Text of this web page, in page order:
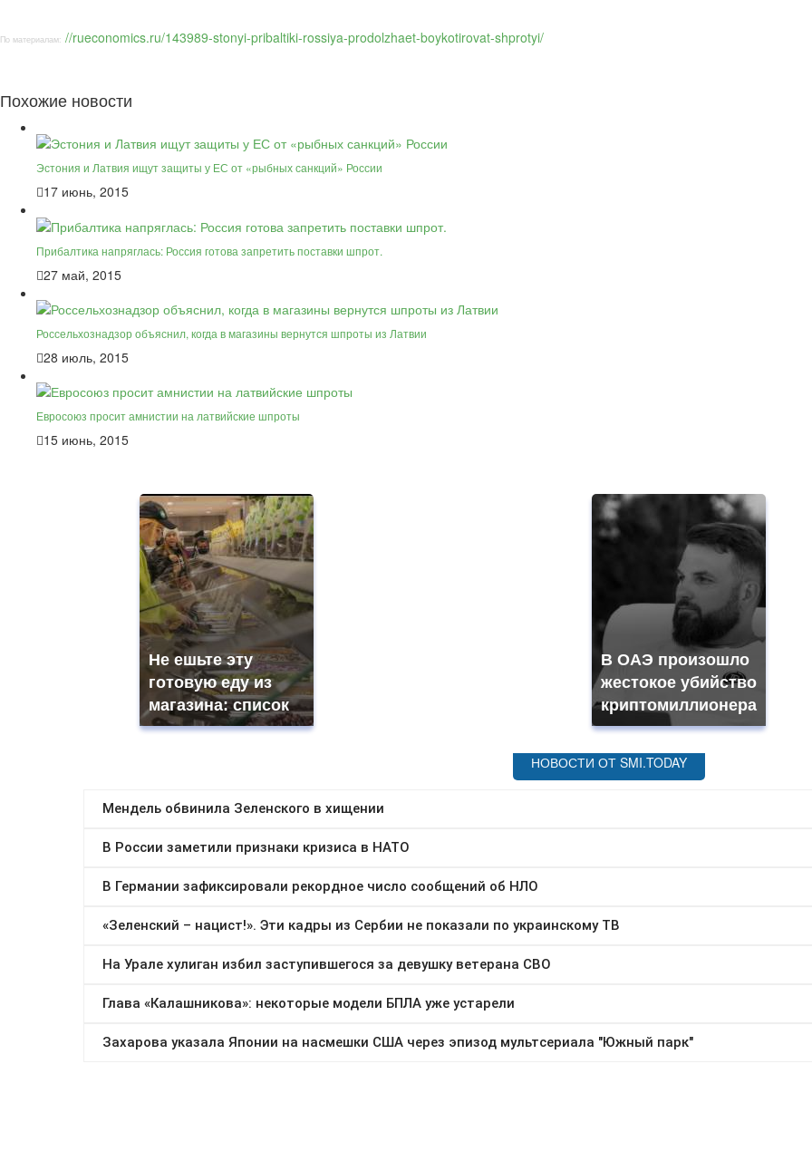
По материалам: //rueconomics.ru/143989-stonyi-pribaltiki-rossiya-prodolzhaet-boykotirovat-shprotyi/
Похожие новости
Эстония и Латвия ищут защиты у ЕС от «рыбных санкций» России
17 июнь, 2015
Прибалтика напряглась: Россия готова запретить поставки шпрот.
27 май, 2015
Россельхознадзор объяснил, когда в магазины вернутся шпроты из Латвии
28 июль, 2015
Евросоюз просит амнистии на латвийские шпроты
15 июнь, 2015
Не ешьте эту
готовую еду из
магазина: список
В ОАЭ произошло
жестокое убийство
криптомиллионера